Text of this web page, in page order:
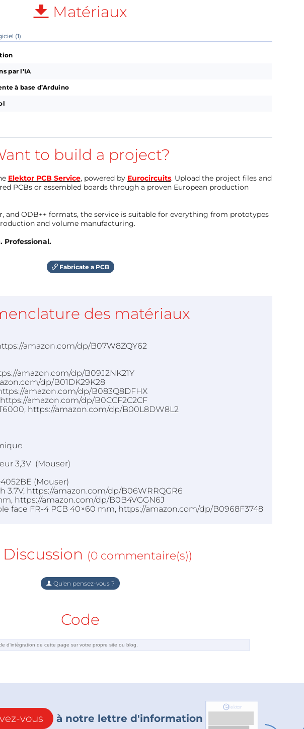
Matériaux
(1)
par l’IA
à base d’Arduino
to build a project?
Elektor PCB Service, powered by Eurocircuits. Upload the project files and
PCBs or assembled boards through a proven European production
and ODB++ formats, the service is suitable for everything from prototypes
and volume manufacturing.
Professional.
Fabricate a PCB
des matériaux
amazon.com/dp/B07W8ZQY62
amazon.com/dp/B09J2NK21Y
dp/B01DK29K28
amazon.com/dp/B083Q8DFHX
amazon.com/dp/B0CCF2C2CF
https://amazon.com/dp/B00L8DW8L2
3,3V (Mouser)
(Mouser)
3.7V, https://amazon.com/dp/B06WRRQGR6
https://amazon.com/dp/B0B4VGGN6J
face FR-4 PCB 40×60 mm, https://amazon.com/dp/B0968F3748
Discussion (0 commentaire(s))
Qu'en pensez-vous ?
Code
vous à notre lettre d'information